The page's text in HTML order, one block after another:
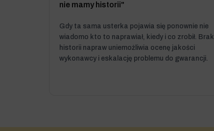
nie mamy historii"
Gdy ta sama usterka pojawia się ponownie nie
wiadomo kto to naprawiał, kiedy i co zrobił. Brak
historii napraw uniemożliwia ocenę jakości
wykonawcy i eskalację problemu do gwarancji.